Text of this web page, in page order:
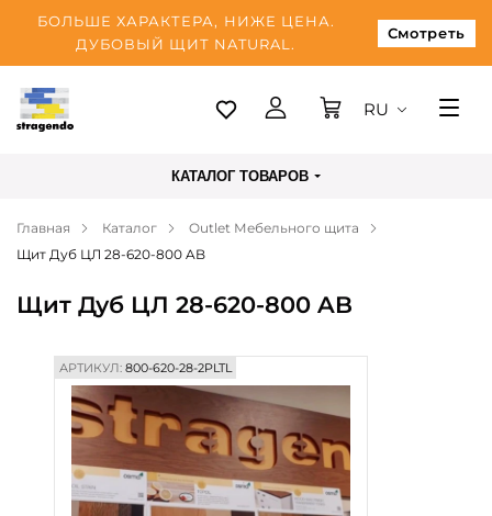
БОЛЬШЕ ХАРАКТЕРА, НИЖЕ ЦЕНА.
ДУБОВЫЙ ЩИТ NATURAL.
Смотреть
Таллинн
Оплата
Блог
Контакты
RU
КАТАЛОГ ТОВАРОВ
Главная Каталог
Outlet Мебельного щита
Щит Дуб ЦЛ 28-620-800 AB
Щит Дуб ЦЛ 28-620-800 AB
АРТИКУЛ:800-620-28-2PLTL